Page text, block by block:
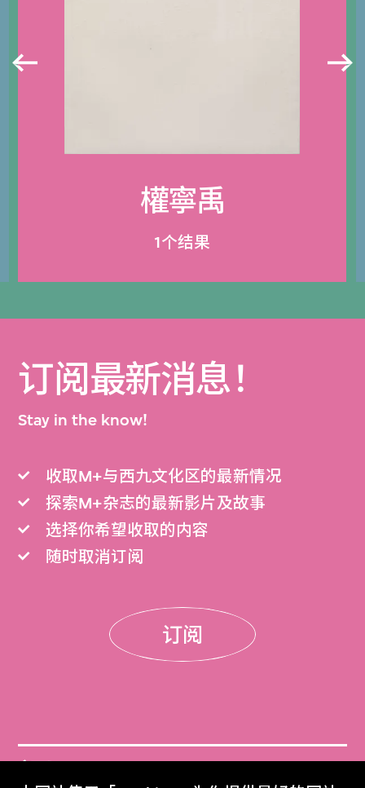
權寧禹
1个结果
订阅最新消息！
Stay in the know!
收取M+与西九文化区的最新情况
探索M+杂志的最新影片及故事
选择你希望收取的内容
随时取消订阅
订阅
门票